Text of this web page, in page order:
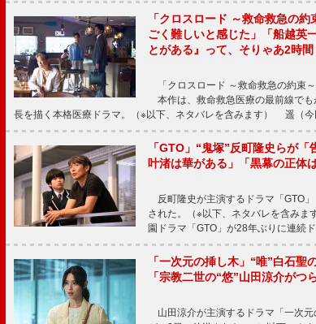
「クロスロード ～救命救急の
ごく難しいと感じた」「船越英
とがある』って、そりゃあ2時間
「クロスロード ～救命救急の約束
本作は、救命救急医療の最前線で
長を描く本格医療ドラマ。（※以下、ネタバレを含みます） 遥（
「GTO」“鬼塚”反町隆史らが
叶渚は華がある」「黒幕の正体は
反町隆史が主演するドラマ「GTO
された。（※以下、ネタバレを含み
園ドラマ「GTO」が28年ぶりに連続
「一次元の挿し木」“唯”白石聖
「宗教二世の“悠”山田涼介がつ
山田涼介が主演するドラマ「一次